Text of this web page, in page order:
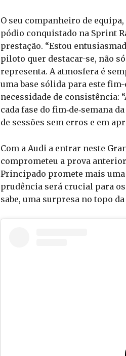
O seu companheiro de
pódio conquistado na Sprint
prestação. “Estou
piloto quer destacar-se, não
representa. A atmosfera é
uma base sólida para este
necessidade de consistência:
cada fase do fim‑de‑semana
de sessões sem erros e em
Com a Audi a entrar neste
comprometeu a prova
Principado promete mais
prudência será crucial para
sabe, uma surpresa no topo